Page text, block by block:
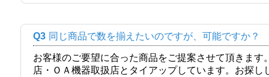
Q3 同じ商品で数を揃えたいのですが、可能ですか？
お客様のご要望に合った商品をご提案させて頂きま
店・ＯＡ機器取扱店とタイアップしています。お探